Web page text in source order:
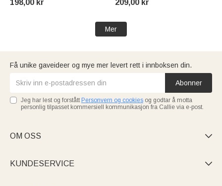
takkegave til sykepleierdagen
198,00 kr
månedlige planleggingssider
sykepleier
209,00 kr
Mer
Få unike gaveideer og mye mer levert rett i innboksen din.
Abonner
Jeg har lest og forstått Personvern og cookies og godtar å motta
personlig tilpasset kommersiell kommunikasjon fra Callie via e-post.
OM OSS 
KUNDESERVICE 